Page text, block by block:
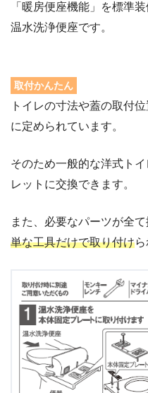
「暖房便座機能」を標準
温水洗浄便座です。
取付かんたん
トイレの寸法や蓋の取付
に定められています。
そのため一般的な洋式ト
レットに交換できます。
また、必要なパーツが全
単な工具だけで取り付けら